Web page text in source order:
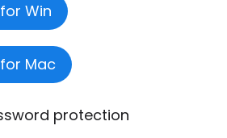
Win
Mac
protection